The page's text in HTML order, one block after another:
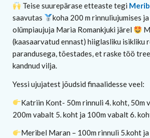
Teise suurepärase etteaste tegi
saavutas
koha 200 m rinnuliujumises ja
olümpiaujuja Maria Romankjuki järel
(kaasaarvatud ennast) hiiglasliku isikliku
parandusega, tõestades, et raske töö
kandnud vilja.
Yessi ujujatest jõudsid finaalidesse veel:
Katriin Kont- 50m rinnuli 4. koht, 50m
200m vabalt 5. koht ja 100m vabalt 6.
Meribel Maran – 100m rinnuli 5.koht